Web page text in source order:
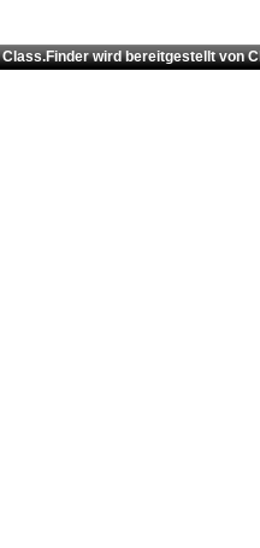
Class.Finder wird bereitgestellt von